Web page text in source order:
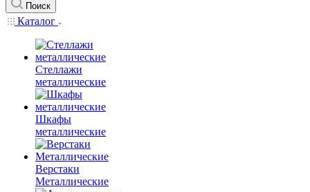
Поиск
Каталог
Стеллажи
металлические
Шкафы
металлические
Верстаки
Металлические